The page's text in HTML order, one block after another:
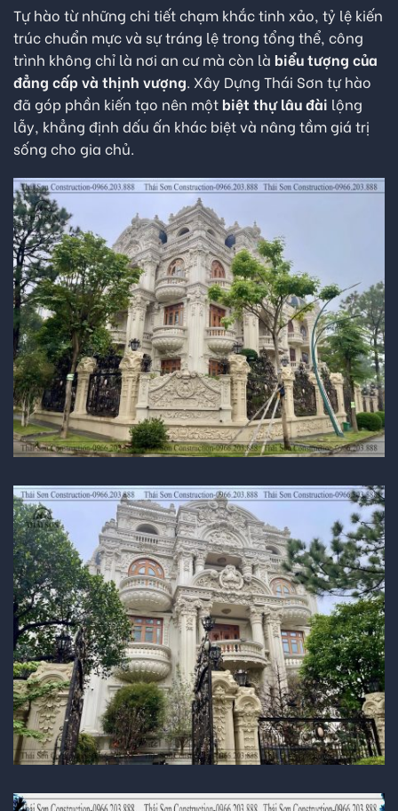
Tự hào từ những chi tiết chạm khắc tinh xảo, tỷ lệ kiến
trúc chuẩn mực và sự tráng lệ trong tổng thể, công
trình không chỉ là nơi an cư mà còn là biểu tượng của
đẳng cấp và thịnh vượng. Xây Dựng Thái Sơn tự hào
đã góp phần kiến tạo nên một biệt thự lâu đài lộng
lẫy, khẳng định dấu ấn khác biệt và nâng tầm giá trị
sống cho gia chủ.